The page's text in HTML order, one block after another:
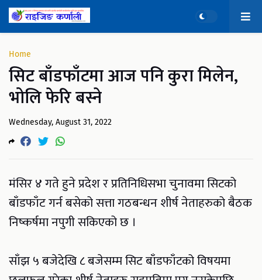
Home
सिट बाँडफाँटमा आज पनि कुरा मिलेन,
भोलि फेरि बस्ने
Wednesday, August 31, 2022
मंसिर ४ गते हुने प्रदेश र प्रतिनिधिसभा चुनावमा सिटको
बाँडफाँट गर्न बसेको सत्ता गठबन्धन शीर्ष नेताहरुको बैठक
निष्कर्षमा नपुगी सकिएको छ ।
साँझ ५ बजेदेखि ८ बजेसम्म सिट बाँडफाँटको विषयमा